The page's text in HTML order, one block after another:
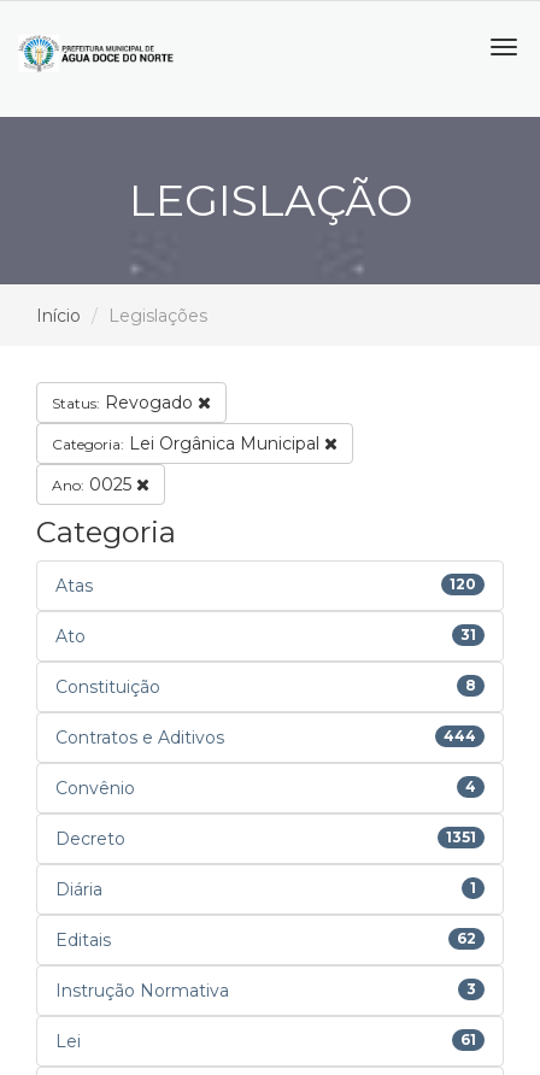
LEGISLAÇÃO
Início Legislações
Status: Revogado
Categoria: Lei Orgânica Municipal
Ano: 0025
Categoria
Atas 120
Ato 31
Constituição 8
Contratos e Aditivos 444
Convênio 4
Decreto 1351
Diária 1
Editais 62
Instrução Normativa 3
Lei 61